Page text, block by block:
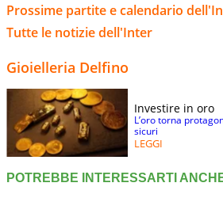
Prossime partite e calendario
Tutte le notizie dell'Inter
Gioielleria Delfino
Investire in oro
L’oro torna
sicuri
LEGGI